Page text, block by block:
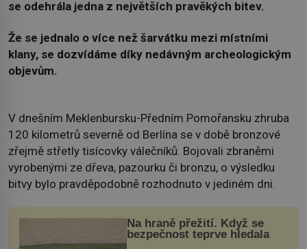
se odehrála jedna z největších pravěkých bitev.
Že se jednalo o více než šarvátku mezi místními
klany, se dozvídáme díky nedávným archeologickým
objevům.
V dnešním Meklenbursku-Předním Pomořansku zhruba
120 kilometrů severně od Berlína se v době bronzové
zřejmě střetly tisícovky válečníků. Bojovali zbraněmi
vyrobenými ze dřeva, pazourku či bronzu, o výsledku
bitvy bylo pravděpodobně rozhodnuto v jediném dni.
Na hraně přežití. Když se
bezpečnost teprve hledala